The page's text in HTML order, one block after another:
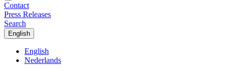
Contact
Press Releases
Search
English
English
Nederlands